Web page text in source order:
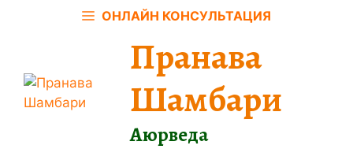
ОНЛАЙН КОНСУЛЬТАЦИЯ
Пранава
Шамбари
Аюрведа